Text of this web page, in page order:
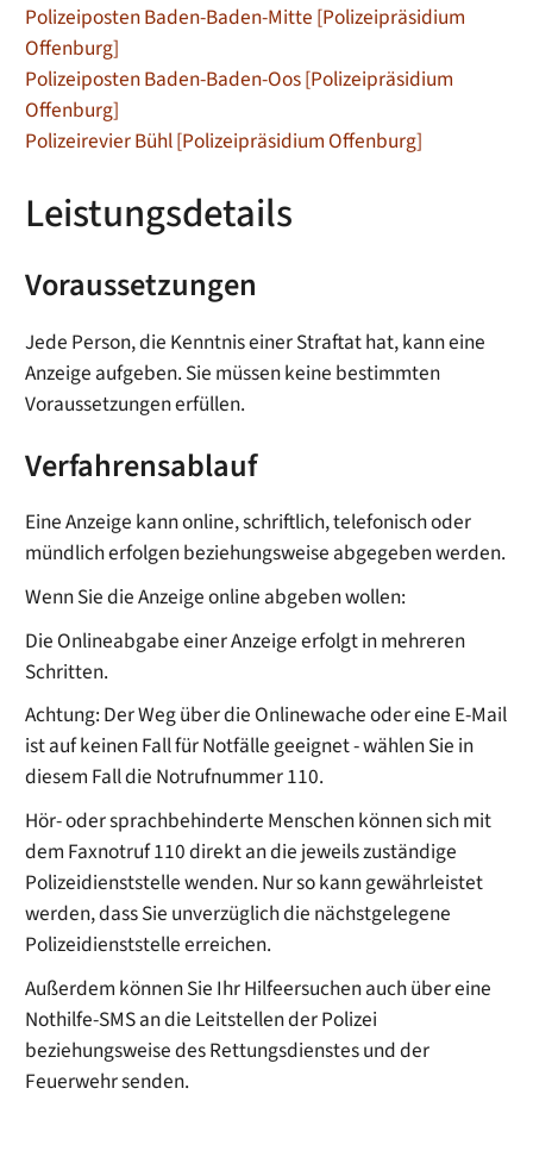
Polizeiposten Baden-Baden-Mitte [Polizeipräsidium
Offenburg]
Polizeiposten Baden-Baden-Oos [Polizeipräsidium
Offenburg]
Polizeirevier Bühl [Polizeipräsidium Offenburg]
Leistungsdetails
Voraussetzungen
Jede Person, die Kenntnis einer Straftat hat, kann eine
Anzeige aufgeben. Sie müssen keine bestimmten
Voraussetzungen erfüllen.
Verfahrensablauf
Eine Anzeige kann online, schriftlich, telefonisch oder
mündlich erfolgen beziehungsweise abgegeben werden.
Wenn Sie die Anzeige online abgeben wollen:
Die Onlineabgabe einer Anzeige erfolgt in mehreren
Schritten.
Achtung: Der Weg über die Onlinewache oder eine E-Mail
ist auf keinen Fall für Notfälle geeignet - wählen Sie in
diesem Fall die Notrufnummer 110.
Hör- oder sprachbehinderte Menschen können sich mit
dem Faxnotruf 110 direkt an die jeweils zuständige
Polizeidienststelle wenden. Nur so kann gewährleistet
werden, dass Sie unverzüglich die nächstgelegene
Polizeidienststelle erreichen.
Außerdem können Sie Ihr Hilfeersuchen auch über eine
Nothilfe-SMS an die Leitstellen der Polizei
beziehungsweise des Rettungsdienstes und der
Feuerwehr senden.